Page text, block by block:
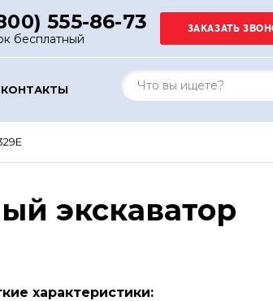
555-86-73
бесплатный
КОНТАКТЫ
экскаватор
характеристики: